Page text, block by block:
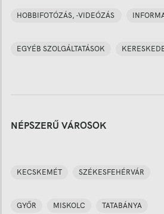
HOBBIFOTÓZÁS, -VIDEÓZÁS
EGYÉB SZOLGÁLTATÁSOK
NÉPSZERŰ VÁROSOK
KECSKEMÉT SZÉKESFEHÉRVÁR
GYŐR MISKOLC TATABÁNYA